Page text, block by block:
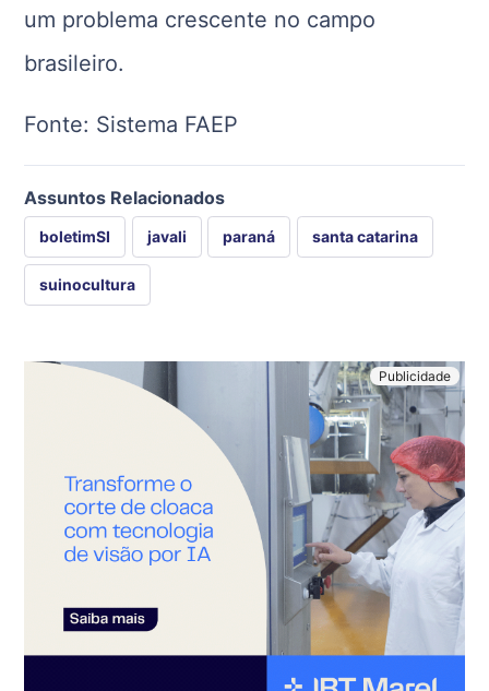
um problema crescente no campo
brasileiro.
Fonte: Sistema FAEP
Assuntos Relacionados
boletimSI javali paraná santa catarina
suinocultura